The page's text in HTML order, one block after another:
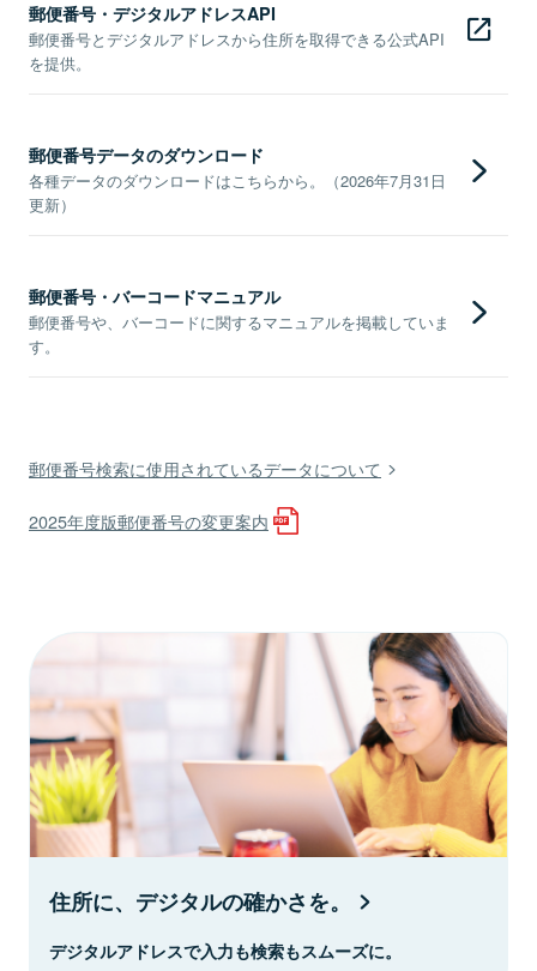
郵便番号・デジタルアドレスAPI
郵便番号とデジタルアドレスから住所を取得できる公式API
を提供。
郵便番号データのダウンロード
各種データのダウンロードはこちらから。（2026年7月31日
更新）
郵便番号・バーコードマニュアル
郵便番号や、バーコードに関するマニュアルを掲載していま
す。
郵便番号検索に使用されているデータについて
2025年度版郵便番号の変更案内
住所に、デジタルの確かさを。
デジタルアドレスで入力も検索もスムーズに。